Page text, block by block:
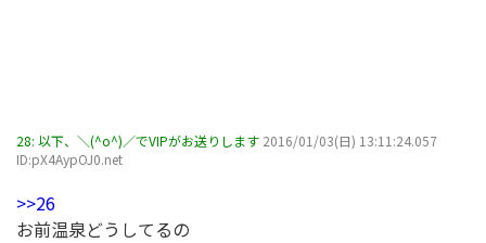
28: 以下、＼(^o^)／でVIPがお送りします 2016/01/03(日) 13:11:24.057
ID:pX4AypOJ0.net
>>26
お前温泉どうしてるの